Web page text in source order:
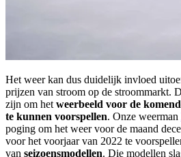
Het weer kan dus duidelijk invloed
prijzen van stroom op de stroommarkt.
zijn om het weerbeeld voor de
te kunnen voorspellen. Onze weerman
poging om het weer voor de maand
voor het voorjaar van 2022 te
van seizoensmodellen. Die modellen